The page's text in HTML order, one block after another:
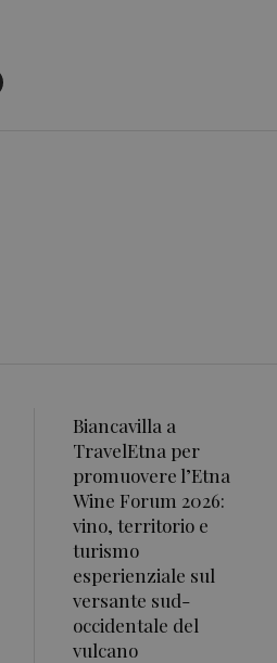
Biancavilla a
TravelEtna per
promuovere l’Etna
Wine Forum 2026:
vino, territorio e
turismo
esperienziale sul
versante sud-
occidentale del
vulcano